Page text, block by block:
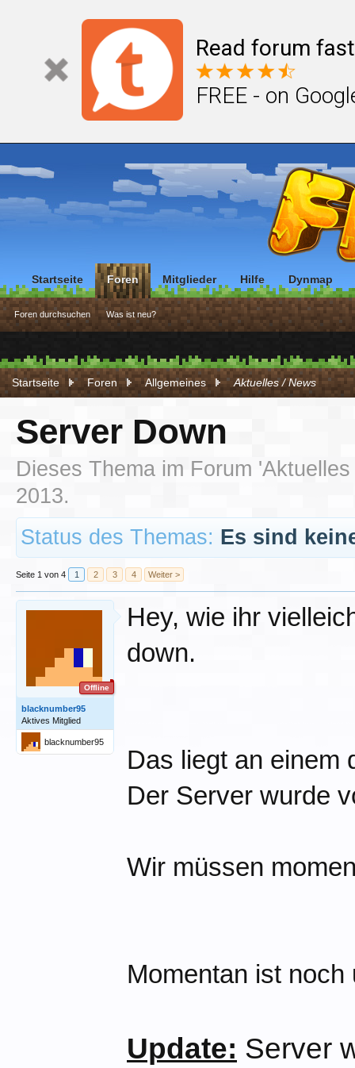
Read forum
FREE - on
Startseite Foren Allgemeines Aktuelles / News
Server Down
Dieses Thema im Forum '
2013.
Status des Themas: Es sind
Seite 1 von 4 1 2 3 4 Weiter >
Offline
blacknumber95
Aktives Mitglied
blacknumber95
Hey, wie ihr
down.
Das liegt an einem
Der Server wurde
Wir müssen
Momentan ist
Update: Server
Startseite Foren
Foren durchsuchen Was ist neu?
Mitglieder Hilfe Dynmap